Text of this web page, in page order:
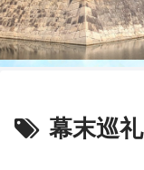
幕末巡礼